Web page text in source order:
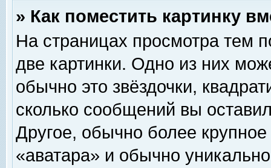
» Как поместить картинку
На страницах просмотра тем
две картинки. Одно из них
обычно это звёздочки,
сколько сообщений вы
Другое, обычно более
«аватара» и обычно